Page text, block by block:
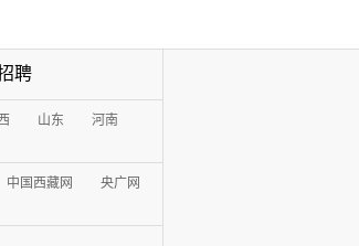
聘
山东
河南
中国西藏网
央广网